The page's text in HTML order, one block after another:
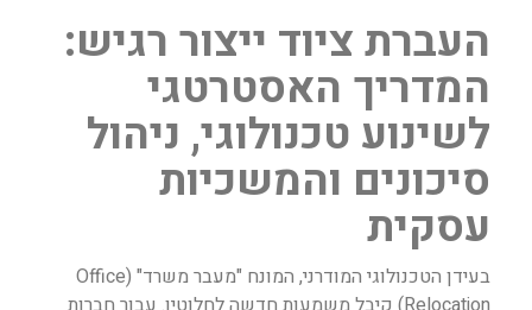
העברת ציוד ייצור רגיש:
המדריך האסטרטגי
לשינוע טכנולוגי, ניהול
סיכונים והמשכיות
עסקית
בעידן הטכנולוגי המודרני, המונח "מעבר משרד" (Office